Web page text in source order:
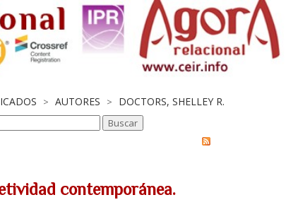
> AUTORES > DOCTORS, SHELLEY R.
contemporánea.